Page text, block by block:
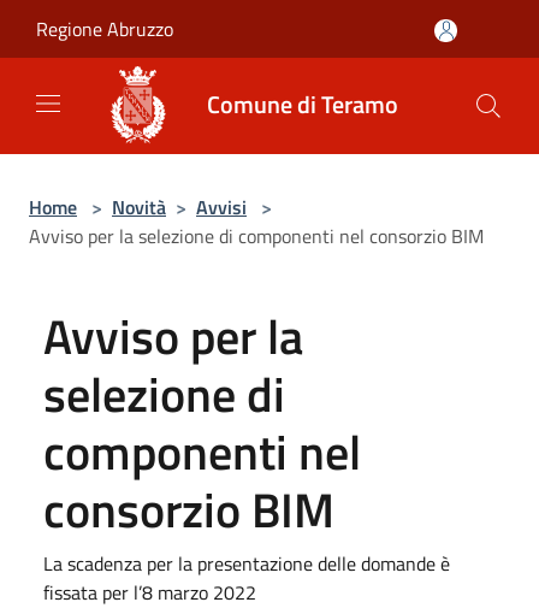
Regione Abruzzo
Comune di Teramo
Home > Novità > Avvisi >
Avviso per la selezione di componenti nel consorzio BIM
Avviso per la
selezione di
componenti nel
consorzio BIM
La scadenza per la presentazione delle domande è
fissata per l’8 marzo 2022